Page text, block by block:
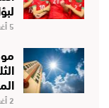
5 أغسطس 2026
2 أغسطس 2026